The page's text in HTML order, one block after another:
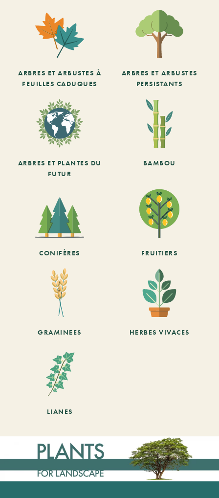
ARBRES ET ARBUSTES À
FEUILLES CADUQUES
ARBRES ET ARBUSTES
PERSISTANTS
ARBRES ET PLANTES DU
FUTUR
BAMBOU
CONIFÈRES FRUITIERS
GRAMINEES HERBES VIVACES
LIANES